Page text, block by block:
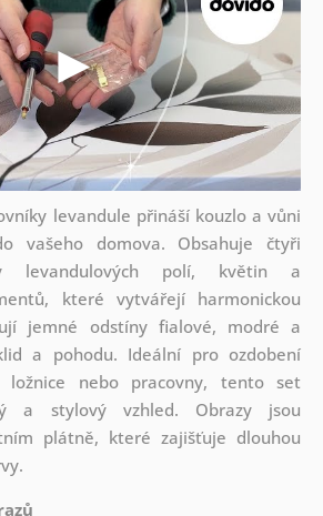
levandule přináší kouzlo a vůni
vašeho domova. Obsahuje čtyři
levandulových polí, květin a
které vytvářejí harmonickou
jemné odstíny fialové, modré a
a pohodu. Ideální pro ozdobení
ložnice nebo pracovny, tento set
a stylový vzhled. Obrazy jsou
plátně, které zajišťuje dlouhou